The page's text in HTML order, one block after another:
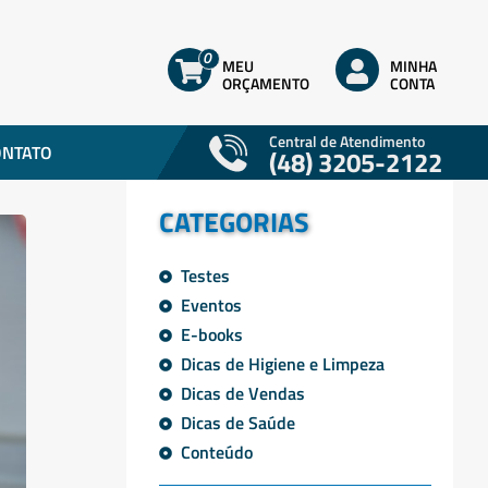
MEU
ORÇAMENTO
0 MINHA
CONTA
Central de Atendimento
(48) 3205-2122
CATEGORIAS
Testes
Eventos
E-books
Dicas de Higiene e Limpeza
Dicas de Vendas
Dicas de Saúde
Conteúdo